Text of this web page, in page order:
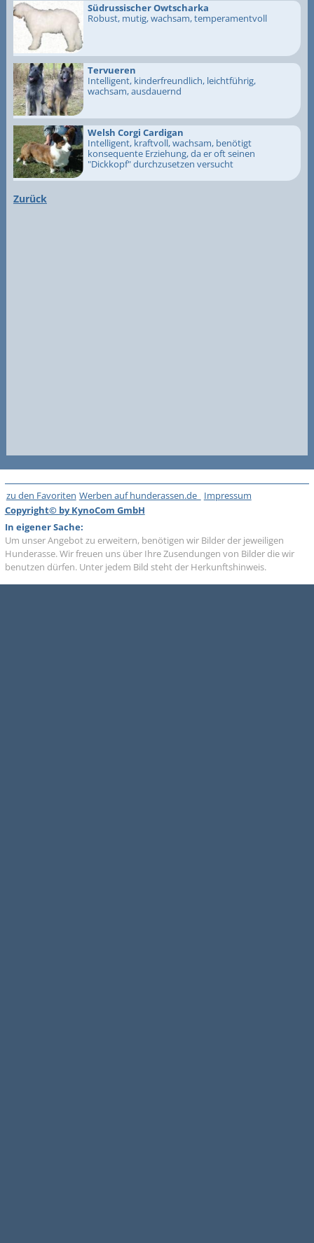
Südrussischer Owtscharka
Robust, mutig, wachsam, temperamentvoll
Tervueren
Intelligent, kinderfreundlich, leichtführig,
wachsam, ausdauernd
Welsh Corgi Cardigan
Intelligent, kraftvoll, wachsam, benötigt
konsequente Erziehung, da er oft seinen
"Dickkopf" durchzusetzen versucht
Zurück
zu den Favoriten Werben auf hunderassen.de
Impressum
Copyright© by KynoCom GmbH
In eigener Sache:
Um unser Angebot zu erweitern, benötigen wir Bilder der jeweiligen
Hunderasse. Wir freuen uns über Ihre Zusendungen von Bilder die wir
benutzen dürfen. Unter jedem Bild steht der Herkunftshinweis.